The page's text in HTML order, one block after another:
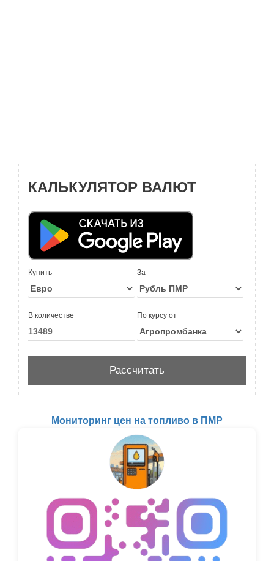
КАЛЬКУЛЯТОР ВАЛЮТ
Купить За
В количестве По курсу от
Мониторинг цен на топливо в ПМР